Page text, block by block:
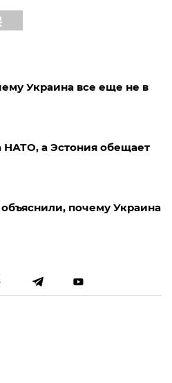
Украина все еще не в
НАТО, а Эстония обещает
почему Украина